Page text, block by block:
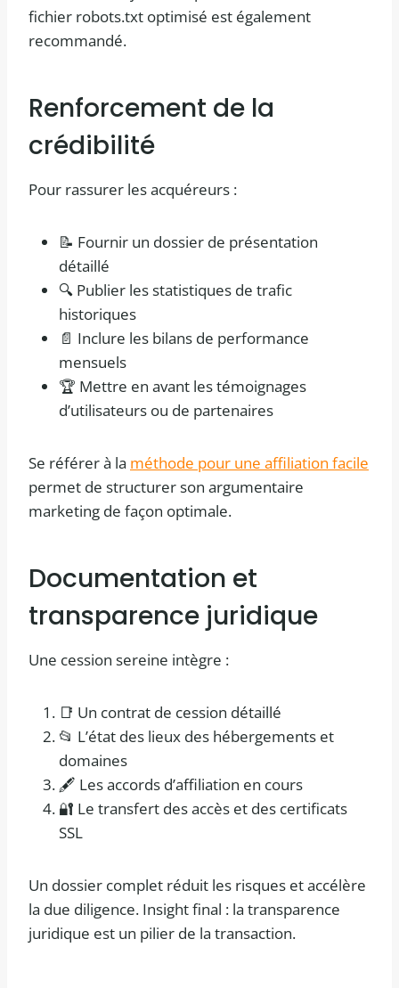
fichier robots.txt optimisé est également
recommandé.
Renforcement de la
crédibilité
Pour rassurer les acquéreurs :
📝 Fournir un dossier de présentation
détaillé
🔍 Publier les statistiques de trafic
historiques
📄 Inclure les bilans de performance
mensuels
🏆 Mettre en avant les témoignages
d’utilisateurs ou de partenaires
Se référer à la méthode pour une affiliation facile
permet de structurer son argumentaire
marketing de façon optimale.
Documentation et
transparence juridique
Une cession sereine intègre :
📑 Un contrat de cession détaillé
📂 L’état des lieux des hébergements et
domaines
🖋️ Les accords d’affiliation en cours
🔐 Le transfert des accès et des certificats
SSL
Un dossier complet réduit les risques et accélère
la due diligence. Insight final : la transparence
juridique est un pilier de la transaction.